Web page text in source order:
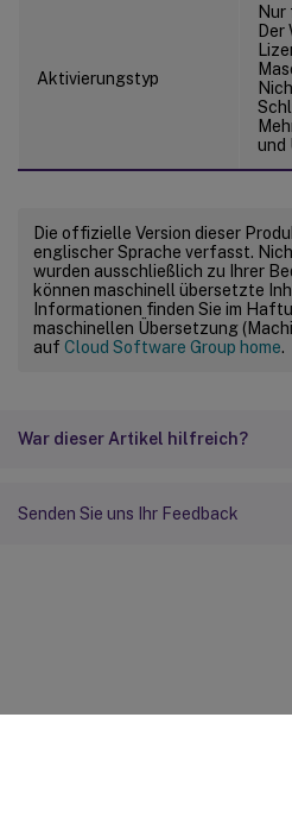
Aktivierungstyp
Nur
Der
und
Die offizielle Version dieser
englischer Sprache verfasst.
wurden ausschließlich zu Ihrer
können maschinell übersetzte
Informationen finden Sie im
maschinellen Übersetzung
auf Cloud Software Group home.
War dieser Artikel hilfreich?
Senden Sie uns Ihr Feedback